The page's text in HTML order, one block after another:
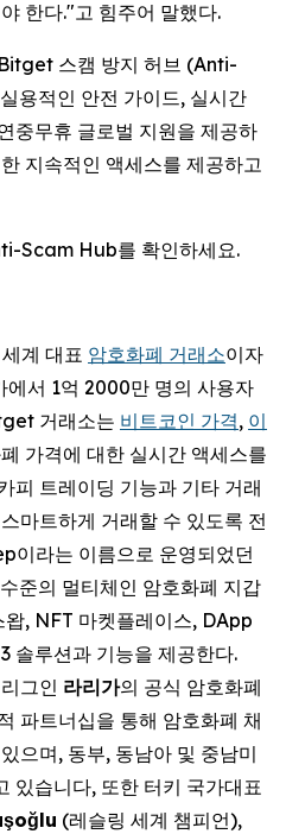
한다."고 힘주어 말했다.
스캠 방지 허브 (Anti-
용적인 안전 가이드, 실시간
중무휴 글로벌 지원을 제공하
지속적인 액세스를 제공하고
Scam Hub를 확인하세요.
계 대표 암호화폐 거래소이자
에서 1억 2000만 명의 사용자
거래소는 비트코인 가격, 이
가격에 대한 실시간 액세스를
피 트레이딩 기능과 기타 거래
마트하게 거래할 수 있도록 전
이라는 이름으로 운영되었던
준의 멀티체인 암호화폐 지갑
, NFT 마켓플레이스, DApp
솔루션과 기능을 제공한다.
그인 라리가의 공식 암호화폐
파트너십을 통해 암호화폐 채
으며, 동부, 동남아 및 중남미
있습니다, 또한 터키 국가대표
şoğlu (레슬링 세계 챔피언),